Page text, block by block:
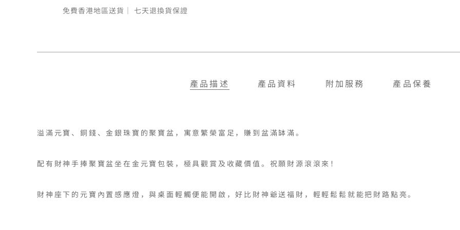
免費香港地區送貨｜ 七天退換貨保證
產品描述 產品資料 附加服務 產品保養
溢滿元寶、銅錢、金銀珠寶的聚寶盆，寓意繁榮富足，賺到盆滿缽滿。
配有財神手捧聚寶盆坐在金元寶包裝，極具觀賞及收藏價值。祝願財源滾滾來！